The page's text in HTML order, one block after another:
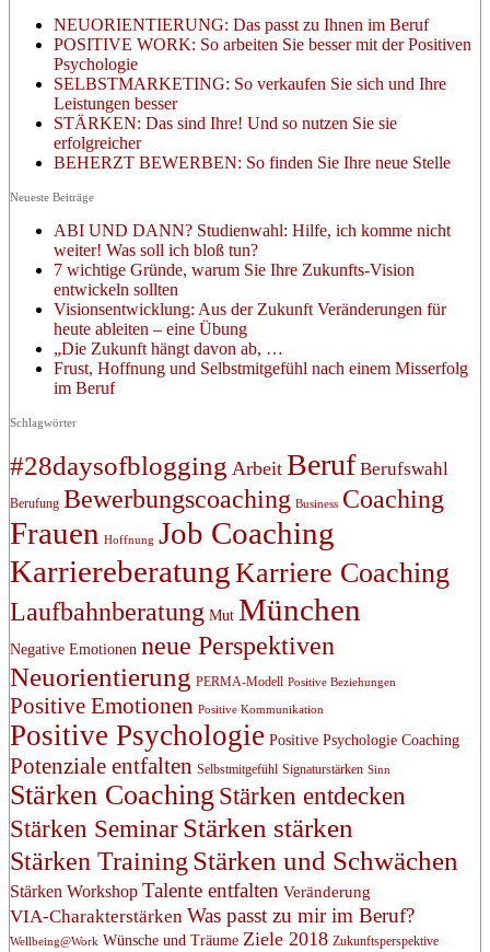
NEUORIENTIERUNG: Das passt zu Ihnen im Beruf
POSITIVE WORK: So arbeiten Sie besser mit der Positiven
Psychologie
SELBSTMARKETING: So verkaufen Sie sich und Ihre
Leistungen besser
STÄRKEN: Das sind Ihre! Und so nutzen Sie sie
erfolgreicher
BEHERZT BEWERBEN: So finden Sie Ihre neue Stelle
Neueste Beiträge
ABI UND DANN? Studienwahl: Hilfe, ich komme nicht
weiter! Was soll ich bloß tun?
7 wichtige Gründe, warum Sie Ihre Zukunfts-Vision
entwickeln sollten
Visionsentwicklung: Aus der Zukunft Veränderungen für
heute ableiten – eine Übung
„Die Zukunft hängt davon ab, …
Frust, Hoffnung und Selbstmitgefühl nach einem Misserfolg
im Beruf
Schlagwörter
#28daysofblogging Arbeit Beruf Berufswahl
Berufung Bewerbungscoaching Business Coaching
Frauen Hoffnung Job Coaching
KarriereberatungKarriere Coaching
Laufbahnberatung Mut München
Negative Emotionen neue Perspektiven
Neuorientierung PERMA-Modell Positive Beziehungen
Positive Emotionen Positive Kommunikation
Positive Psychologie Positive Psychologie Coaching
Potenziale entfalten Selbstmitgefühl Signaturstärken Sinn
Stärken Coaching Stärken entdecken
Stärken SeminarStärken stärken
Stärken TrainingStärken und Schwächen
Stärken Workshop Talente entfalten Veränderung
VIA-Charakterstärken Was passt zu mir im Beruf?
Wellbeing@Work Wünsche und Träume Ziele 2018 Zukunftsperspektive